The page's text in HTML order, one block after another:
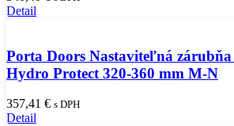
Detail
Porta Doors Nastaviteľná zárubňa
Hydro Protect 320-360 mm M-N
357,41 € s DPH
Detail